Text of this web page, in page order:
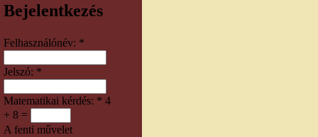
Bejelentkezés
Felhasználónév: *
Jelszó: *
Matematikai kérdés: * 4
+ 8 =
A fenti művelet